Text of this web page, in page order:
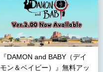
『DAMON and BABY（デイ
モン＆ベイビー）』無料アッ